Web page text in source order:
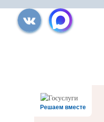
Решаем вместе